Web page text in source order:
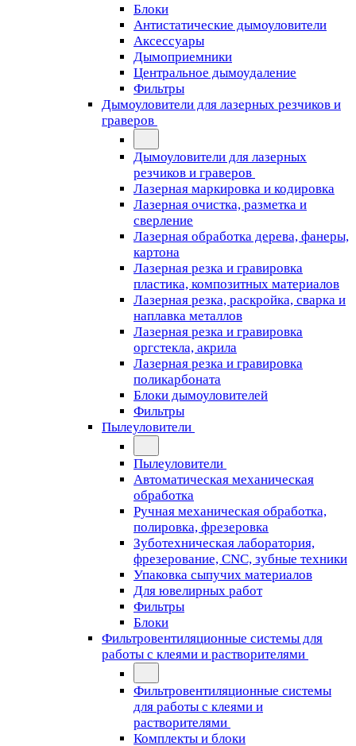
Блоки
Антистатические дымоуловители
Аксессуары
Дымоприемники
Центральное дымоудаление
Фильтры
Дымоуловители для лазерных резчиков и
граверов
Дымоуловители для лазерных
резчиков и граверов
Лазерная маркировка и кодировка
Лазерная очистка, разметка и
сверление
Лазерная обработка дерева, фанеры,
картона
Лазерная резка и гравировка
пластика, композитных материалов
Лазерная резка, раскройка, сварка и
наплавка металлов
Лазерная резка и гравировка
оргстекла, акрила
Лазерная резка и гравировка
поликарбоната
Блоки дымоуловителей
Фильтры
Пылеуловители
Пылеуловители
Автоматическая механическая
обработка
Ручная механическая обработка,
полировка, фрезеровка
Зуботехническая лаборатория,
фрезерование, CNC, зубные техники
Упаковка сыпучих материалов
Для ювелирных работ
Фильтры
Блоки
Фильтровентиляционные системы для
работы с клеями и растворителями
Фильтровентиляционные системы
для работы с клеями и
растворителями
Комплекты и блоки